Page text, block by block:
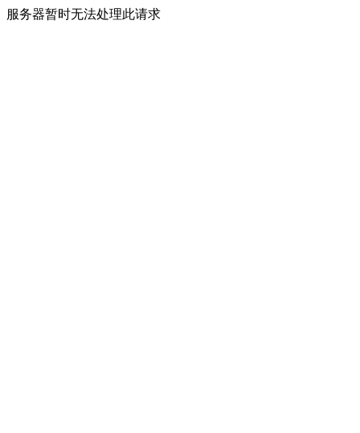
服务器暂时无法处理此请求